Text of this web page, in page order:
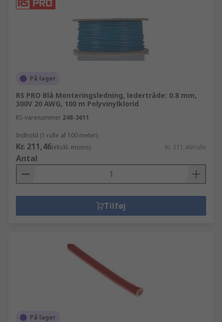
På lager
RS PRO Blå Monteringsledning, ledertråde: 0.8 mm,
300V 20 AWG, 100 m Polyvinylklorid
RS-varenummer 248-3611
Indhold (1 rulle af 100 meter)
Kr. 211,46(ekskl. moms) Kr. 211,46/rulle
Antal
Tilføj
På lager